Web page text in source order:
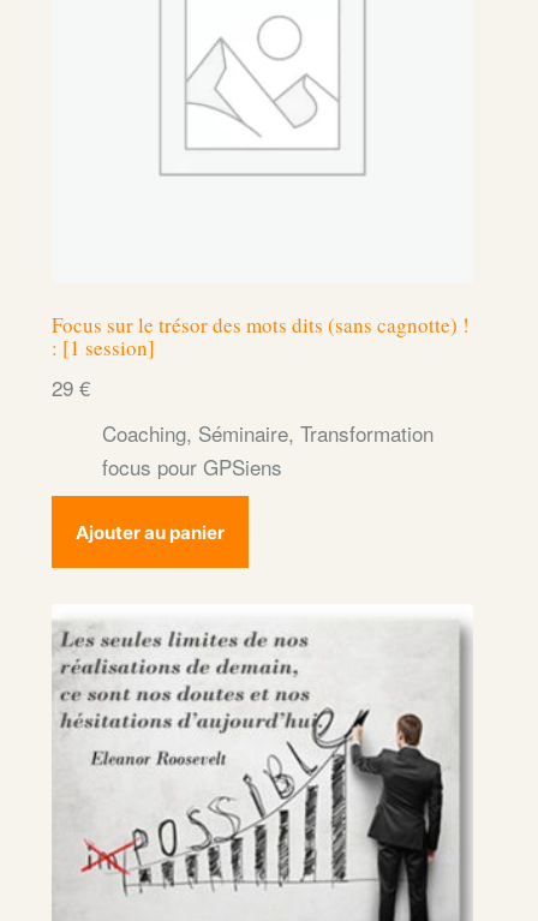
Focus sur le trésor des mots dits (sans cagnotte) !
: [1 session]
29 €
Coaching, Séminaire, Transformation
focus pour GPSiens
Ajouter au panier